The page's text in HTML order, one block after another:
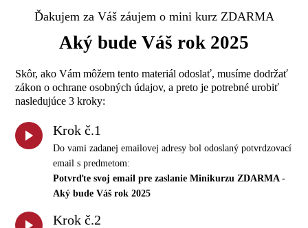
Ďakujem za Váš záujem o mini kurz ZDARMA
Aký bude Váš rok 2025
Skôr, ako Vám môžem tento materiál odoslať, musíme dodržať
zákon o ochrane osobných údajov, a preto je potrebné urobiť
nasledujúce 3 kroky:
Krok č.1
Do vami zadanej emailovej adresy bol odoslaný potvrdzovací
email s predmetom:
Potvrďte svoj email pre zaslanie Minikurzu ZDARMA -
Aký bude Váš rok 2025
Krok č.2